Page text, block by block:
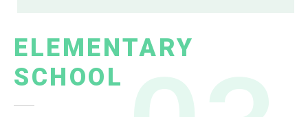
ELEMENTARY
SCHOOL